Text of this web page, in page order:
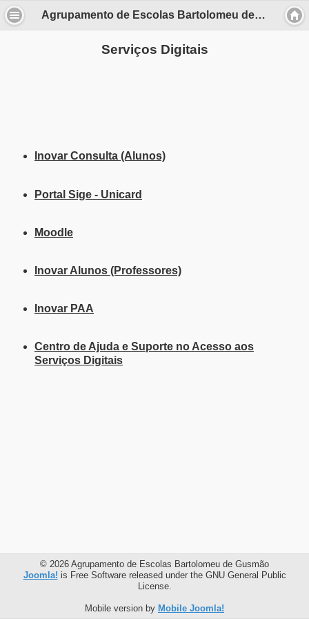
Agrupamento de Escolas Bartolomeu de Gusmão
Serviços Digitais
Inovar Consulta (Alunos)
Portal Sige - Unicard
Moodle
Inovar Alunos (Professores)
Inovar PAA
Centro de Ajuda e Suporte no Acesso aos
Serviços Digitais
© 2026 Agrupamento de Escolas Bartolomeu de Gusmão
Joomla! is Free Software released under the GNU General Public
License.
Mobile version by Mobile Joomla!